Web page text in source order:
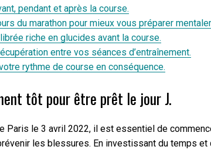
pendant et après la course.
du marathon pour mieux vous préparer
riche en glucides avant la course.
entre vos séances d’entraînement.
rythme de course en conséquence.
tôt pour être prêt le jour J.
Paris le 3 avril 2022, il est essentiel de
les blessures. En investissant du temps